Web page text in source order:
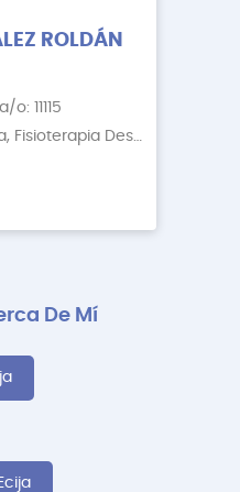
ROLDÁN
11115
Fisioterapia Deportiva, Fisioterapia Descontractur
De Mí